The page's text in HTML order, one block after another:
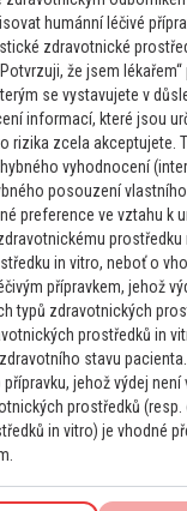
prodělané
bych Vás požádat o
transdermální
BMI, v minulosti
lýtkových žil -
17. 6. 2024
se k odběru
rádi
k odběru
humánní léčivé
zdravotnické
že jsem
se vystavujete v
informací, které jsou
rizika zcela akceptujete.
vyhodnocení
posouzení
preference ve vztahu k
in vitro, neboť o
přípravkem, jehož
typů zdravotnických
prostředků in
stavu
jehož výdej není
prostředků
in vitro) je vhodné